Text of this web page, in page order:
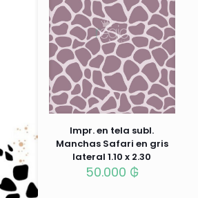
Impr. en tela subl.
Manchas Safari en gris
lateral 1.10 x 2.30
50.000 ₲